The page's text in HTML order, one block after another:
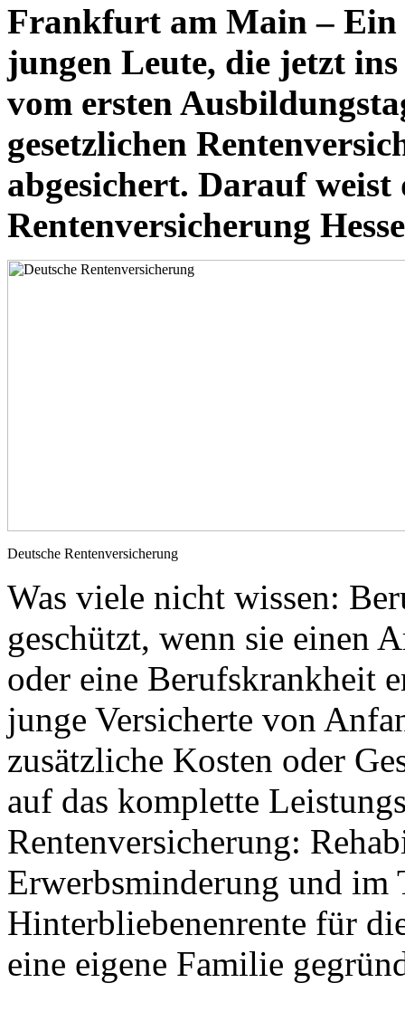
Frankfurt am Main –
jungen Leute, die jetzt
vom ersten
gesetzlichen
abgesichert. Darauf weist
Rentenversicherung
Deutsche Rentenversicherung
Was viele nicht wissen:
geschützt, wenn sie einen
oder eine Berufskrankheit
junge Versicherte von
zusätzliche Kosten oder
auf das komplette
Rentenversicherung:
Erwerbsminderung und im
Hinterbliebenenrente für
eine eigene Familie